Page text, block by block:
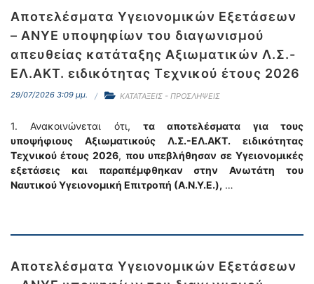
Αποτελέσματα Υγειονομικών Εξετάσεων
– ΑΝΥΕ υποψηφίων του διαγωνισμού
απευθείας κατάταξης Αξιωματικών Λ.Σ.-
ΕΛ.ΑΚΤ. ειδικότητας Τεχνικού έτους 2026
29/07/2026 3:09 μμ. ΚΑΤΑΤΑΞΕΙΣ - ΠΡΟΣΛΗΨΕΙΣ
1. Ανακοινώνεται ότι, τα αποτελέσματα για τους
υποψήφιους Αξιωματικούς Λ.Σ.-ΕΛ.ΑΚΤ. ειδικότητας
Τεχνικού έτους 2026, που υπεβλήθησαν σε Υγειονομικές
εξετάσεις και παραπέμφθηκαν στην Ανωτάτη του
Ναυτικού Υγειονομική Επιτροπή (Α.Ν.Υ.Ε.), …
Αποτελέσματα Υγειονομικών Εξετάσεων